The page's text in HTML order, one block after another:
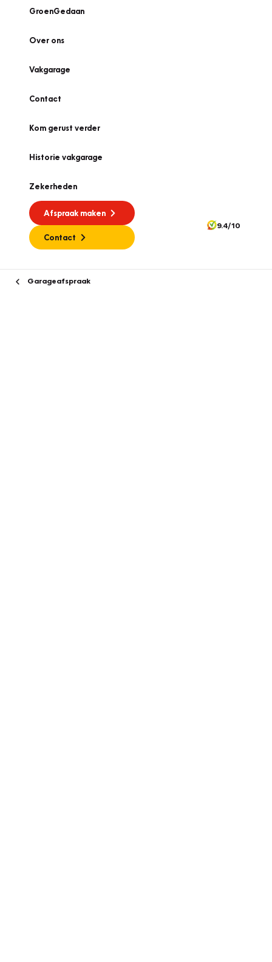
GroenGedaan
Over ons
Vakgarage
Contact
Kom gerust verder
Historie vakgarage
Zekerheden
Afspraak maken
Contact
9.4/10
Garageafspraak